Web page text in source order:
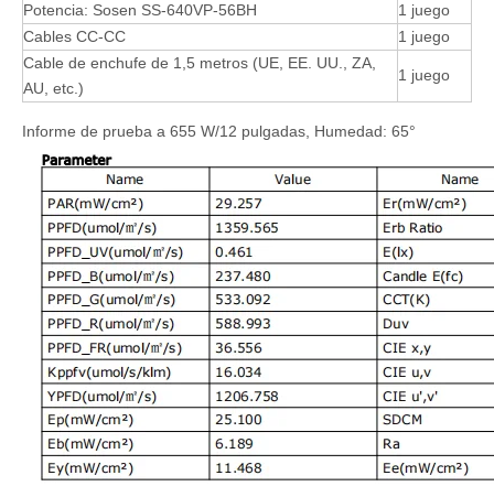
Potencia: Sosen SS-640VP-56BH
1 juego
Cables CC-CC
1 juego
Cable de enchufe de 1,5 metros (UE, EE. UU., ZA,
AU, etc.)
1 juego
Informe de prueba a 655 W/12 pulgadas, Humedad: 65°